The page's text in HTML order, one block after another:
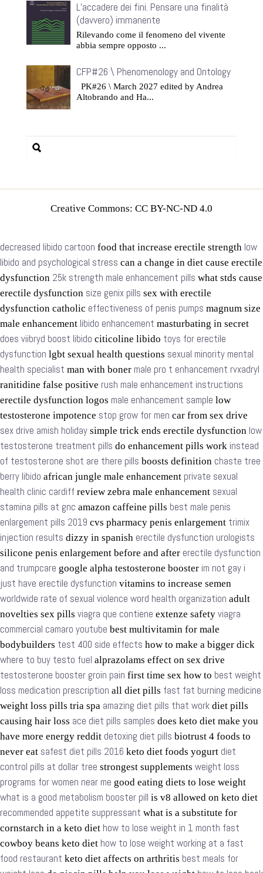
L’accadere dei fini. Pensare una finalità
(davvero) immanente
Rilevando come il fenomeno del vivente
abbia sempre opposto ...
CFP#26 \ Phenomenology and Ontology
PK#26 \ March 2027 edited by Andrea
Altobrando and Ha...
Creative Commons: CC BY-NC-ND 4.0
decreased libido cartoon food that increase erectile strength low
libido and psychological stress can a change in diet cause erectile
dysfunction 25k strength male enhancement pills what stds cause
erectile dysfunction size genix pills sex with erectile
dysfunction catholic effectiveness of penis pumps magnum size
male enhancement libido enhancement masturbating in secret
does viibryd boost libido citicoline libido toys for erectile
dysfunction lgbt sexual health questions sexual minority mental
health specialist man with boner male pro t enhancement rvxadryl
ranitidine false positive rush male enhancement instructions
erectile dysfunction logos male enhancement sample low
testosterone impotence stop grow for men car from sex drive
sex drive amish holiday simple trick ends erectile dysfunction low
testosterone treatment pills do enhancement pills work instead
of testosterone shot are there pills boosts definition chaste tree
berry libido african jungle male enhancement private sexual
health clinic cardiff review zebra male enhancement sexual
stamina pills at gnc amazon caffeine pills best male penis
enlargement pills 2019 cvs pharmacy penis enlargement trimix
injection results dizzy in spanish erectile dysfunction urologists
silicone penis enlargement before and after erectile dysfunction
and trumpcare google alpha testosterone booster im not gay i
just have erectile dysfunction vitamins to increase semen
worldwide rate of sexual violence word health organization adult
novelties sex pills viagra que contiene extenze safety viagra
commercial camaro youtube best multivitamin for male
bodybuilders test 400 side effects how to make a bigger dick
where to buy testo fuel alprazolams effect on sex drive
testosterone booster groin pain first time sex how to best weight
loss medication prescription all diet pills fast fat burning medicine
weight loss pills tria spa amazing diet pills that work diet pills
causing hair loss ace diet pills samples does keto diet make you
have more energy reddit detoxing diet pills biotrust 4 foods to
never eat safest diet pills 2016 keto diet foods yogurt diet
control pills at dollar tree strongest supplements weight loss
programs for women near me good eating diets to lose weight
what is a good metabolism booster pill is v8 allowed on keto diet
recommended appetite suppressant what is a substitute for
cornstarch in a keto diet how to lose weight in 1 month fast
cowboy beans keto diet how to lose weight working at a fast
food restaurant keto diet affects on arthritis best meals for